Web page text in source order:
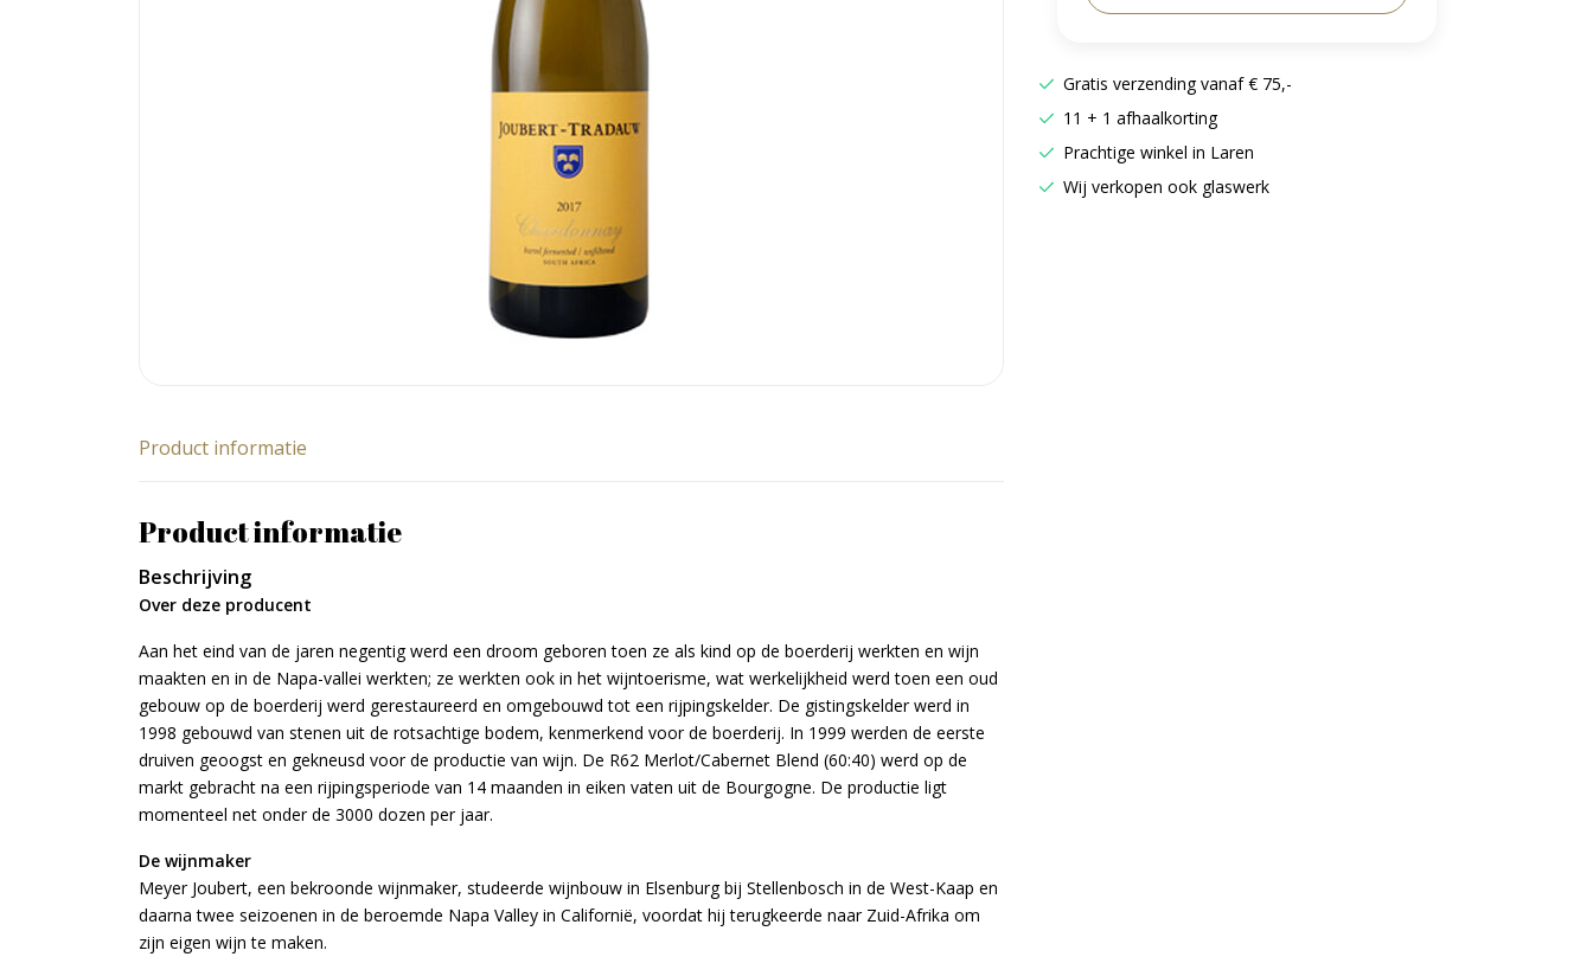
Gratis verzending vanaf € 75,-
11 + 1 afhaalkorting
Prachtige winkel in Laren
Wij verkopen ook glaswerk
Product informatie
Product informatie
Beschrijving
Over deze producent
Aan het eind van de jaren negentig werd een droom geboren toen ze als kind op de boerderij werkten en wijn
maakten en in de Napa-vallei werkten; ze werkten ook in het wijntoerisme, wat werkelijkheid werd toen een oud
gebouw op de boerderij werd gerestaureerd en omgebouwd tot een rijpingskelder. De gistingskelder werd in
1998 gebouwd van stenen uit de rotsachtige bodem, kenmerkend voor de boerderij. In 1999 werden de eerste
druiven geoogst en gekneusd voor de productie van wijn. De R62 Merlot/Cabernet Blend (60:40) werd op de
markt gebracht na een rijpingsperiode van 14 maanden in eiken vaten uit de Bourgogne. De productie ligt
momenteel net onder de 3000 dozen per jaar.
De wijnmaker
Meyer Joubert, een bekroonde wijnmaker, studeerde wijnbouw in Elsenburg bij Stellenbosch in de West-Kaap en
daarna twee seizoenen in de beroemde Napa Valley in Californië, voordat hij terugkeerde naar Zuid-Afrika om
zijn eigen wijn te maken.